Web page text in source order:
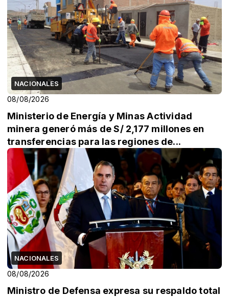
NACIONALES
08/08/2026
Ministerio de Energía y Minas Actividad
minera generó más de S/ 2,177 millones en
transferencias para las regiones de...
NACIONALES
08/08/2026
Ministro de Defensa expresa su respaldo total